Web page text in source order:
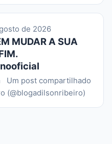
de 2026
MUDAR A SUA
Um post compartilhado
(@blogadilsonribeiro)